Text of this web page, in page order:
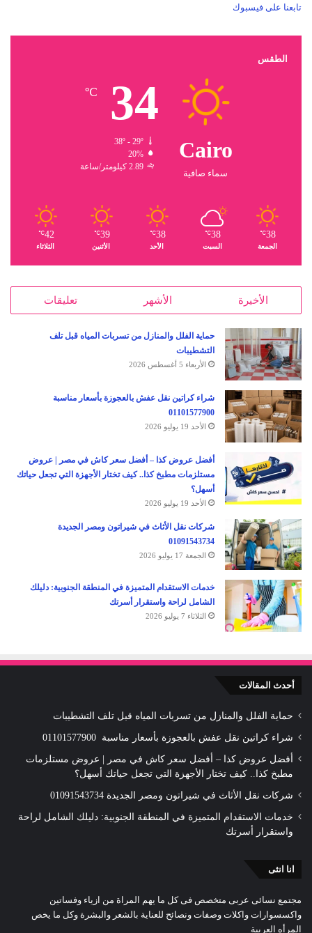
تابعنا على فيسبوك
الطقس
Cairo
سماء صافية
34
℃
38º - 29º
20%
2.89 كيلومتر/ساعة
38
℃
الجمعة
38
℃
السبت
38
℃
الأحد
39
℃
الأثنين
42
℃
الثلاثاء
الأخيرة الأشهر تعليقات
حماية الفلل والمنازل من تسربات المياه قبل تلف
التشطيبات
الأربعاء 5 أغسطس 2026
شراء كراتين نقل عفش بالعجوزة بأسعار مناسبة
01101577900
الأحد 19 يوليو 2026
أفضل عروض كذا – أفضل سعر كاش في مصر | عروض
مستلزمات مطبخ كذا.. كيف تختار الأجهزة التي تجعل حياتك
أسهل؟
الأحد 19 يوليو 2026
شركات نقل الأثاث في شيراتون ومصر الجديدة
01091543734
الجمعة 17 يوليو 2026
خدمات الاستقدام المتميزة في المنطقة الجنوبية: دليلك
الشامل لراحة واستقرار أسرتك
الثلاثاء 7 يوليو 2026
أحدث المقالات
حماية الفلل والمنازل من تسربات المياه قبل تلف التشطيبات
شراء كراتين نقل عفش بالعجوزة بأسعار مناسبة 01101577900
أفضل عروض كذا – أفضل سعر كاش في مصر | عروض مستلزمات
مطبخ كذا.. كيف تختار الأجهزة التي تجعل حياتك أسهل؟
شركات نقل الأثاث في شيراتون ومصر الجديدة 01091543734
خدمات الاستقدام المتميزة في المنطقة الجنوبية: دليلك الشامل لراحة
واستقرار أسرتك
انا انثى
مجتمع نسائى عربى متخصص فى كل ما يهم المراة من ازياء وفساتين
واكسسوارات واكلات وصفات ونصائح للعناية بالشعر والبشرة وكل ما يخص
المرأه العربية